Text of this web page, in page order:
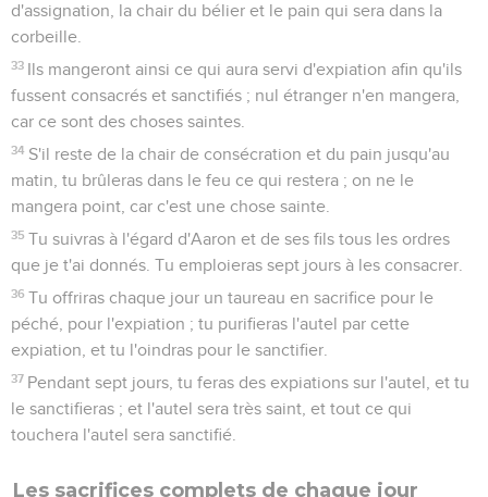
d'assignation, la chair du bélier et le pain qui sera dans la
corbeille.
33 Ils mangeront ainsi ce qui aura servi d'expiation afin qu'ils
fussent consacrés et sanctifiés ; nul étranger n'en mangera,
car ce sont des choses saintes.
34 S'il reste de la chair de consécration et du pain jusqu'au
matin, tu brûleras dans le feu ce qui restera ; on ne le
mangera point, car c'est une chose sainte.
35 Tu suivras à l'égard d'Aaron et de ses fils tous les ordres
que je t'ai donnés. Tu emploieras sept jours à les consacrer.
36 Tu offriras chaque jour un taureau en sacrifice pour le
péché, pour l'expiation ; tu purifieras l'autel par cette
expiation, et tu l'oindras pour le sanctifier.
37 Pendant sept jours, tu feras des expiations sur l'autel, et tu
le sanctifieras ; et l'autel sera très saint, et tout ce qui
touchera l'autel sera sanctifié.
Les sacrifices complets de chaque jour